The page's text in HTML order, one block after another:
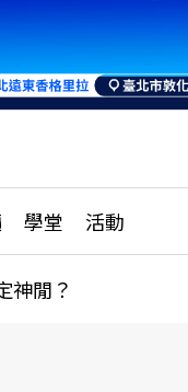
學堂 活動
方案
神閒？